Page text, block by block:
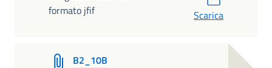
formato jfif
Scarica
B2_10B